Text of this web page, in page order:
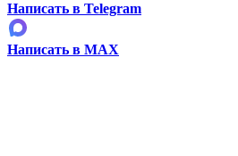
Написать в Telegram
Написать в MAX